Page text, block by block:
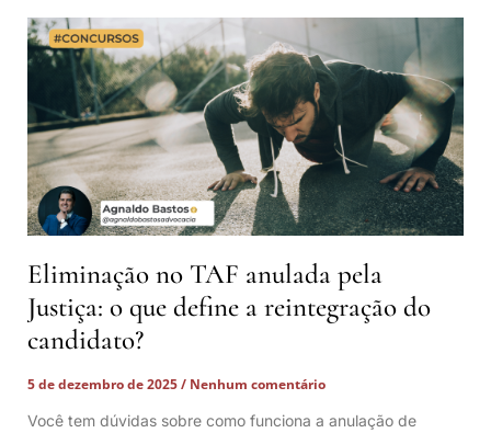
Eliminação no TAF anulada pela
Justiça: o que define a reintegração do
candidato?
5 de dezembro de 2025
Nenhum comentário
Você tem dúvidas sobre como funciona a anulação de